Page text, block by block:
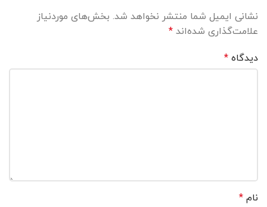
نشانی ایمیل شما منتشر نخواهد شد. بخش‌های موردنیاز
علامت‌گذاری شده‌اند*
دیدگاه*
نام*